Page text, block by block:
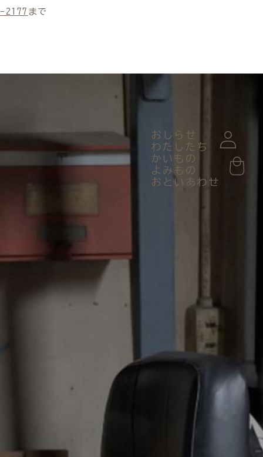
2177 まで
おしらせ
わたしたち
かいもの
よみもの
おといあわせ